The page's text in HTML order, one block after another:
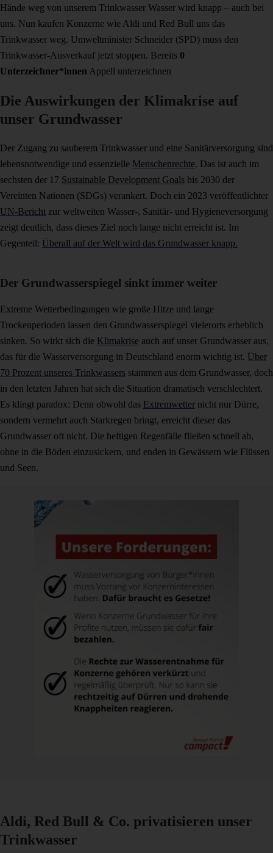
Hände weg von unserem Trinkwasser Wasser wird knapp – auch bei
uns. Nun kaufen Konzerne wie Aldi und Red Bull uns das
Trinkwasser weg. Umweltminister Schneider (SPD) muss den
Trinkwasser-Ausverkauf jetzt stoppen. Bereits 0
Unterzeichner*innen Appell unterzeichnen
Die Auswirkungen der Klimakrise auf
unser Grundwasser
Der Zugang zu sauberem Trinkwasser und eine Sanitärversorgung sind
lebensnotwendige und essenzielle Menschenrechte. Das ist auch im
sechsten der 17 Sustainable Development Goals bis 2030 der
Vereinten Nationen (SDGs) verankert. Doch ein 2023 veröffentlichter
UN-Bericht zur weltweiten Wasser-, Sanitär- und Hygieneversorgung
zeigt deutlich, dass dieses Ziel noch lange nicht erreicht ist. Im
Gegenteil: Überall auf der Welt wird das Grundwasser knapp.
Der Grundwasserspiegel sinkt immer weiter
Extreme Wetterbedingungen wie große Hitze und lange
Trockenperioden lassen den Grundwasserspiegel vielerorts erheblich
sinken. So wirkt sich die Klimakrise auch auf unser Grundwasser aus,
das für die Wasserversorgung in Deutschland enorm wichtig ist. Über
70 Prozent unseres Trinkwassers stammen aus dem Grundwasser, doch
in den letzten Jahren hat sich die Situation dramatisch verschlechtert.
Es klingt paradox: Denn obwohl das Extremwetter nicht nur Dürre,
sondern vermehrt auch Starkregen bringt, erreicht dieser das
Grundwasser oft nicht. Die heftigen Regenfälle fließen schnell ab,
ohne in die Böden einzusickern, und enden in Gewässern wie Flüssen
und Seen.
Aldi, Red Bull & Co. privatisieren unser
Trinkwasser